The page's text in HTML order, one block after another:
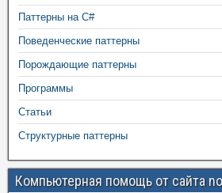
Паттерны на C#
Поведенческие паттерны
Порождающие паттерны
Программы
Статьи
Структурные паттерны
Компьютерная помощь от сайта